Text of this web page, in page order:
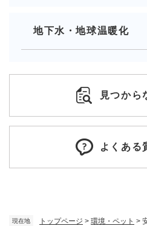
現在地 トップページ > 環境・ペット >
地下水・地球温暖化
見つから
よくある